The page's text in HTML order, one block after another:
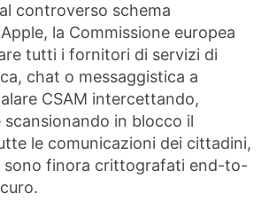
controverso schema
la Commissione europea
tutti i fornitori di servizi di
chat o messaggistica a
CSAM intercettando,
in blocco il
le comunicazioni dei cittadini,
sono finora crittografati end-to-